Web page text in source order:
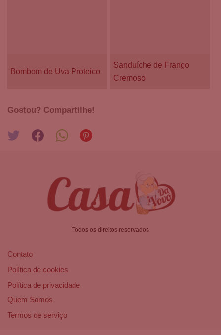
Bombom de Uva Proteico
Sanduíche de Frango
Cremoso
Gostou? Compartilhe!
Todos os direitos reservados
Contato
Política de cookies
Política de privacidade
Quem Somos
Termos de serviço